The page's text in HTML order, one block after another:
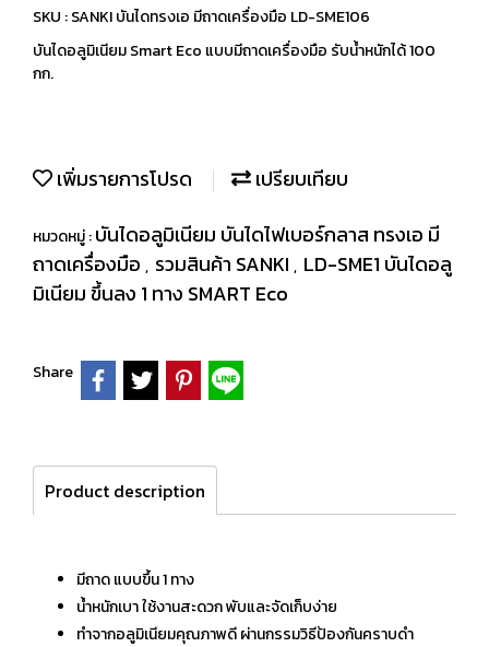
SKU : SANKI บันไดทรงเอ มีถาดเครื่องมือ LD-SME106
บันไดอลูมิเนียม Smart Eco แบบมีถาดเครื่องมือ รับน้ำหนักได้ 100
กก.
เพิ่มรายการโปรด เปรียบเทียบ
หมวดหมู่ :บันไดอลูมิเนียม บันไดไฟเบอร์กลาส ทรงเอ มี
ถาดเครื่องมือ , รวมสินค้า SANKI , LD-SME1 บันไดอลู
มิเนียม ขึ้นลง 1 ทาง SMART Eco
Share
Product description
มีถาด แบบขึ้น 1 ทาง
น้ำหนักเบา ใช้งานสะดวก พับและจัดเก็บง่าย
ทำจากอลูมิเนียมคุณภาพดี ผ่านกรรมวิธีป้องกันคราบดำ